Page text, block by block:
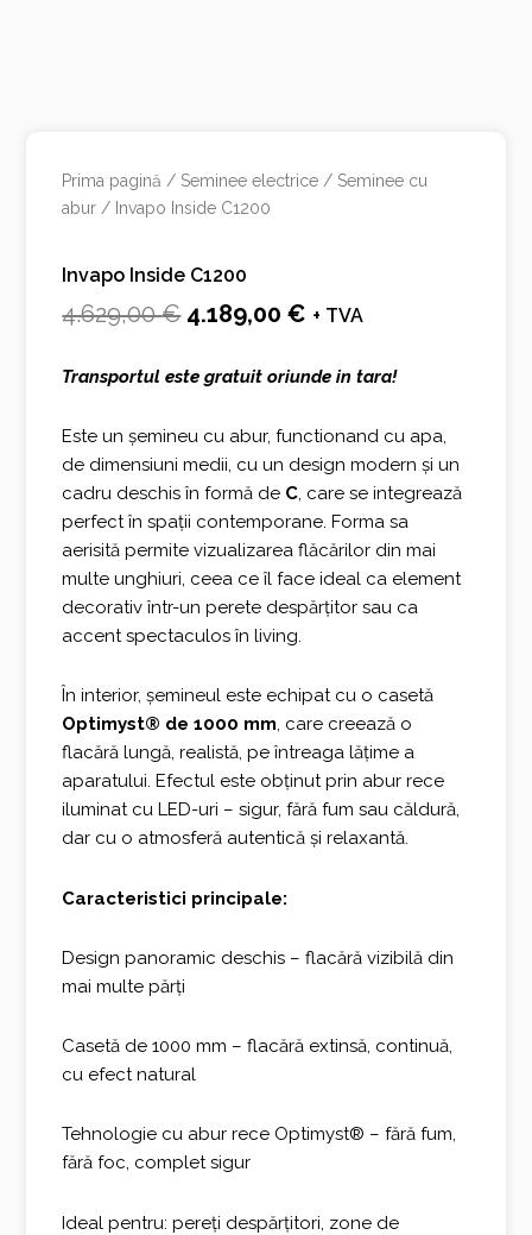
Prima pagină / Seminee electrice / Seminee cu
abur / Invapo Inside C1200
Invapo Inside C1200
4.629,00€ Prețul
a
fost:
4.629,00 €.
4.189,00€ Prețul
este:
4.189,00 €.
+ TVA
Transportul este gratuit oriunde in tara!
Este un șemineu cu abur, functionand cu apa,
de dimensiuni medii, cu un design modern și un
cadru deschis în formă de C, care se integrează
perfect în spații contemporane. Forma sa
aerisită permite vizualizarea flăcărilor din mai
multe unghiuri, ceea ce îl face ideal ca element
decorativ într-un perete despărțitor sau ca
accent spectaculos în living.
În interior, șemineul este echipat cu o casetă
Optimyst® de 1000 mm, care creează o
flacără lungă, realistă, pe întreaga lățime a
aparatului. Efectul este obținut prin abur rece
iluminat cu LED-uri – sigur, fără fum sau căldură,
dar cu o atmosferă autentică și relaxantă.
Caracteristici principale:
Design panoramic deschis – flacără vizibilă din
mai multe părți
Casetă de 1000 mm – flacără extinsă, continuă,
cu efect natural
Tehnologie cu abur rece Optimyst® – fără fum,
fără foc, complet sigur
Ideal pentru: pereți despărțitori, zone de